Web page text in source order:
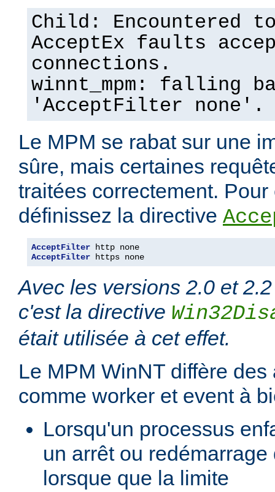
Child: Encountered
AcceptEx faults
connections.
winnt_mpm: falling
'AcceptFilter none'.
Le MPM se rabat sur une
sûre, mais certaines
traitées correctement.
définissez la directive
AcceptFilter
AcceptFilter https none
Avec les versions 2.0 et
c'est la directive
était utilisée à cet effet.
Le MPM WinNT diffère
comme worker et event à
Lorsqu'un processus
un arrêt ou redémarrage
lorsque que la limite